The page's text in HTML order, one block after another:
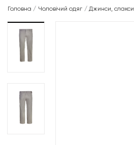
Головна / Чоловічий одяг / Джинси, слакси